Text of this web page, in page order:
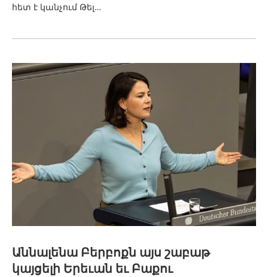
հետ է կանչում Թել…
Աննալենա Բերբոքն այս շաբաթ
կայցելի Երեւան եւ Բաքու